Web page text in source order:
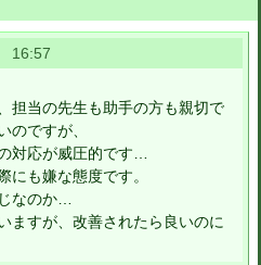
16:57
担当の先生も助手の方も親切で
のですが、
対応が威圧的です…
にも嫌な態度です。
なのか…
ますが、改善されたら良いのに